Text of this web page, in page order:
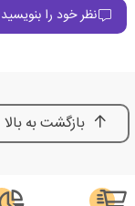
نظر خود را بنویسید
بازگشت به بالا